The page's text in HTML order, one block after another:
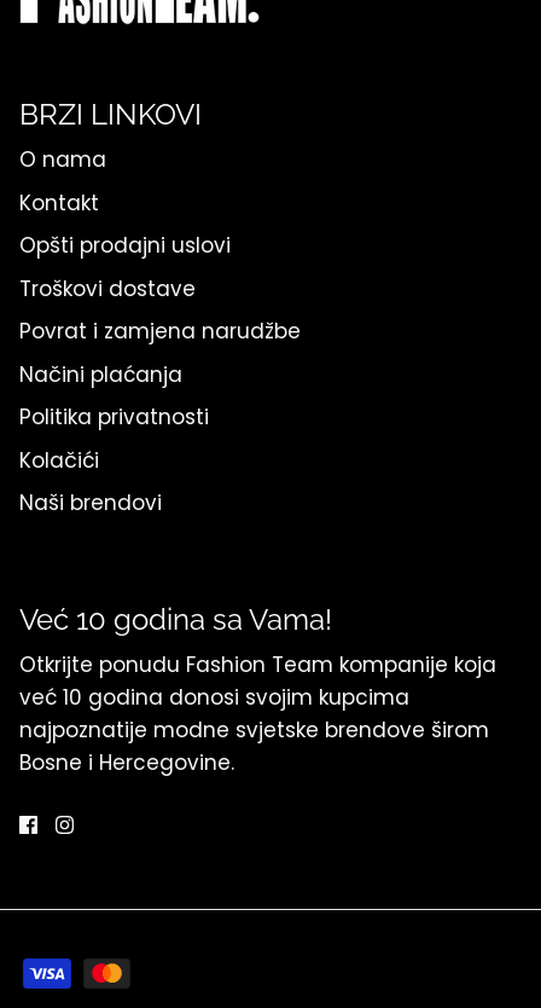
BRZI LINKOVI
O nama
Kontakt
Opšti prodajni uslovi
Troškovi dostave
Povrat i zamjena narudžbe
Načini plaćanja
Politika privatnosti
Kolačići
Naši brendovi
Već 10 godina sa Vama!
Otkrijte ponudu Fashion Team kompanije koja
već 10 godina donosi svojim kupcima
najpoznatije modne svjetske brendove širom
Bosne i Hercegovine.